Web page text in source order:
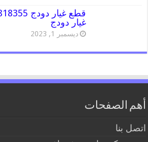
غيار دودج
ديسمبر 1, 2023
أهم الصفحات
اتصل بنا